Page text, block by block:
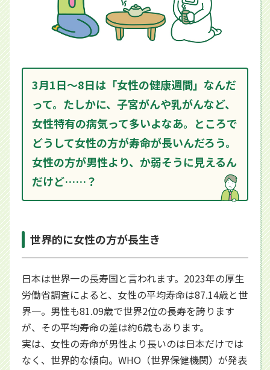
3月1日～8日は「女性の健康週間」なんだ
って。たしかに、子宮がんや乳がんなど、
女性特有の病気って多いよなあ。ところで
どうして女性の方が寿命が長いんだろう。
女性の方が男性より、か弱そうに見えるん
だけど……？
世界的に女性の方が長生き
日本は世界一の長寿国と言われます。2023年の厚生
労働省調査によると、女性の平均寿命は87.14歳と世
界一。男性も81.09歳で世界2位の長寿を誇ります
が、その平均寿命の差は約6歳もあります。
実は、女性の寿命が男性より長いのは日本だけでは
なく、世界的な傾向。WHO（世界保健機関）が発表